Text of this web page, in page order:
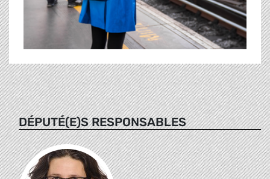
DÉPUTÉ(E)S RESPONSABLES